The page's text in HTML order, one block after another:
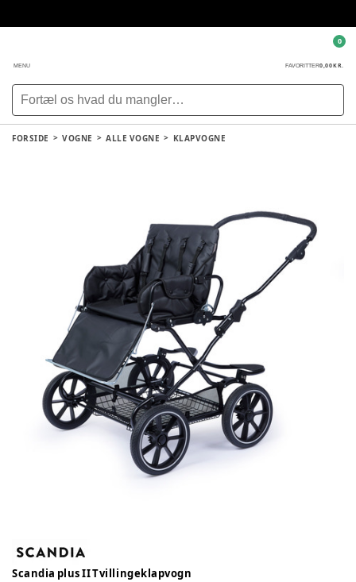
MENU FAVORITTER0,00 KR.
0
FORSIDE VOGNE ALLE VOGNE KLAPVOGNE
Scandia plus II Tvillingeklapvogn